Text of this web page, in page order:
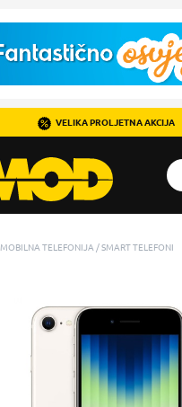
VELIKA PROLJETNA AKCIJA
MOBILNA TELEFONIJA SMART TELEFONI